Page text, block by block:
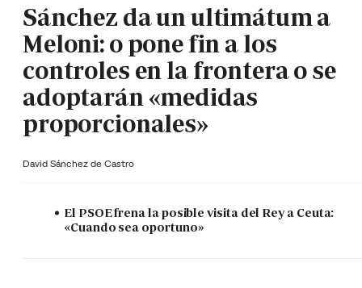
Sánchez da un ultimátum a
Meloni: o pone fin a los
controles en la frontera o se
adoptarán «medidas
proporcionales»
David Sánchez de Castro
El PSOE frena la posible visita del Rey a Ceuta:
«Cuando sea oportuno»